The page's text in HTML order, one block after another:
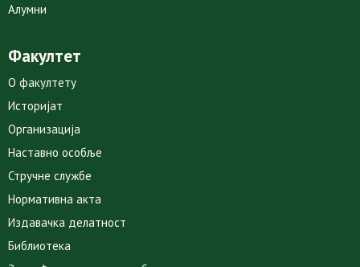
Алумни
Факултет
О факултету
Историјат
Организација
Наставно особље
Стручне службе
Нормативна акта
Издавачка делатност
Библиотека